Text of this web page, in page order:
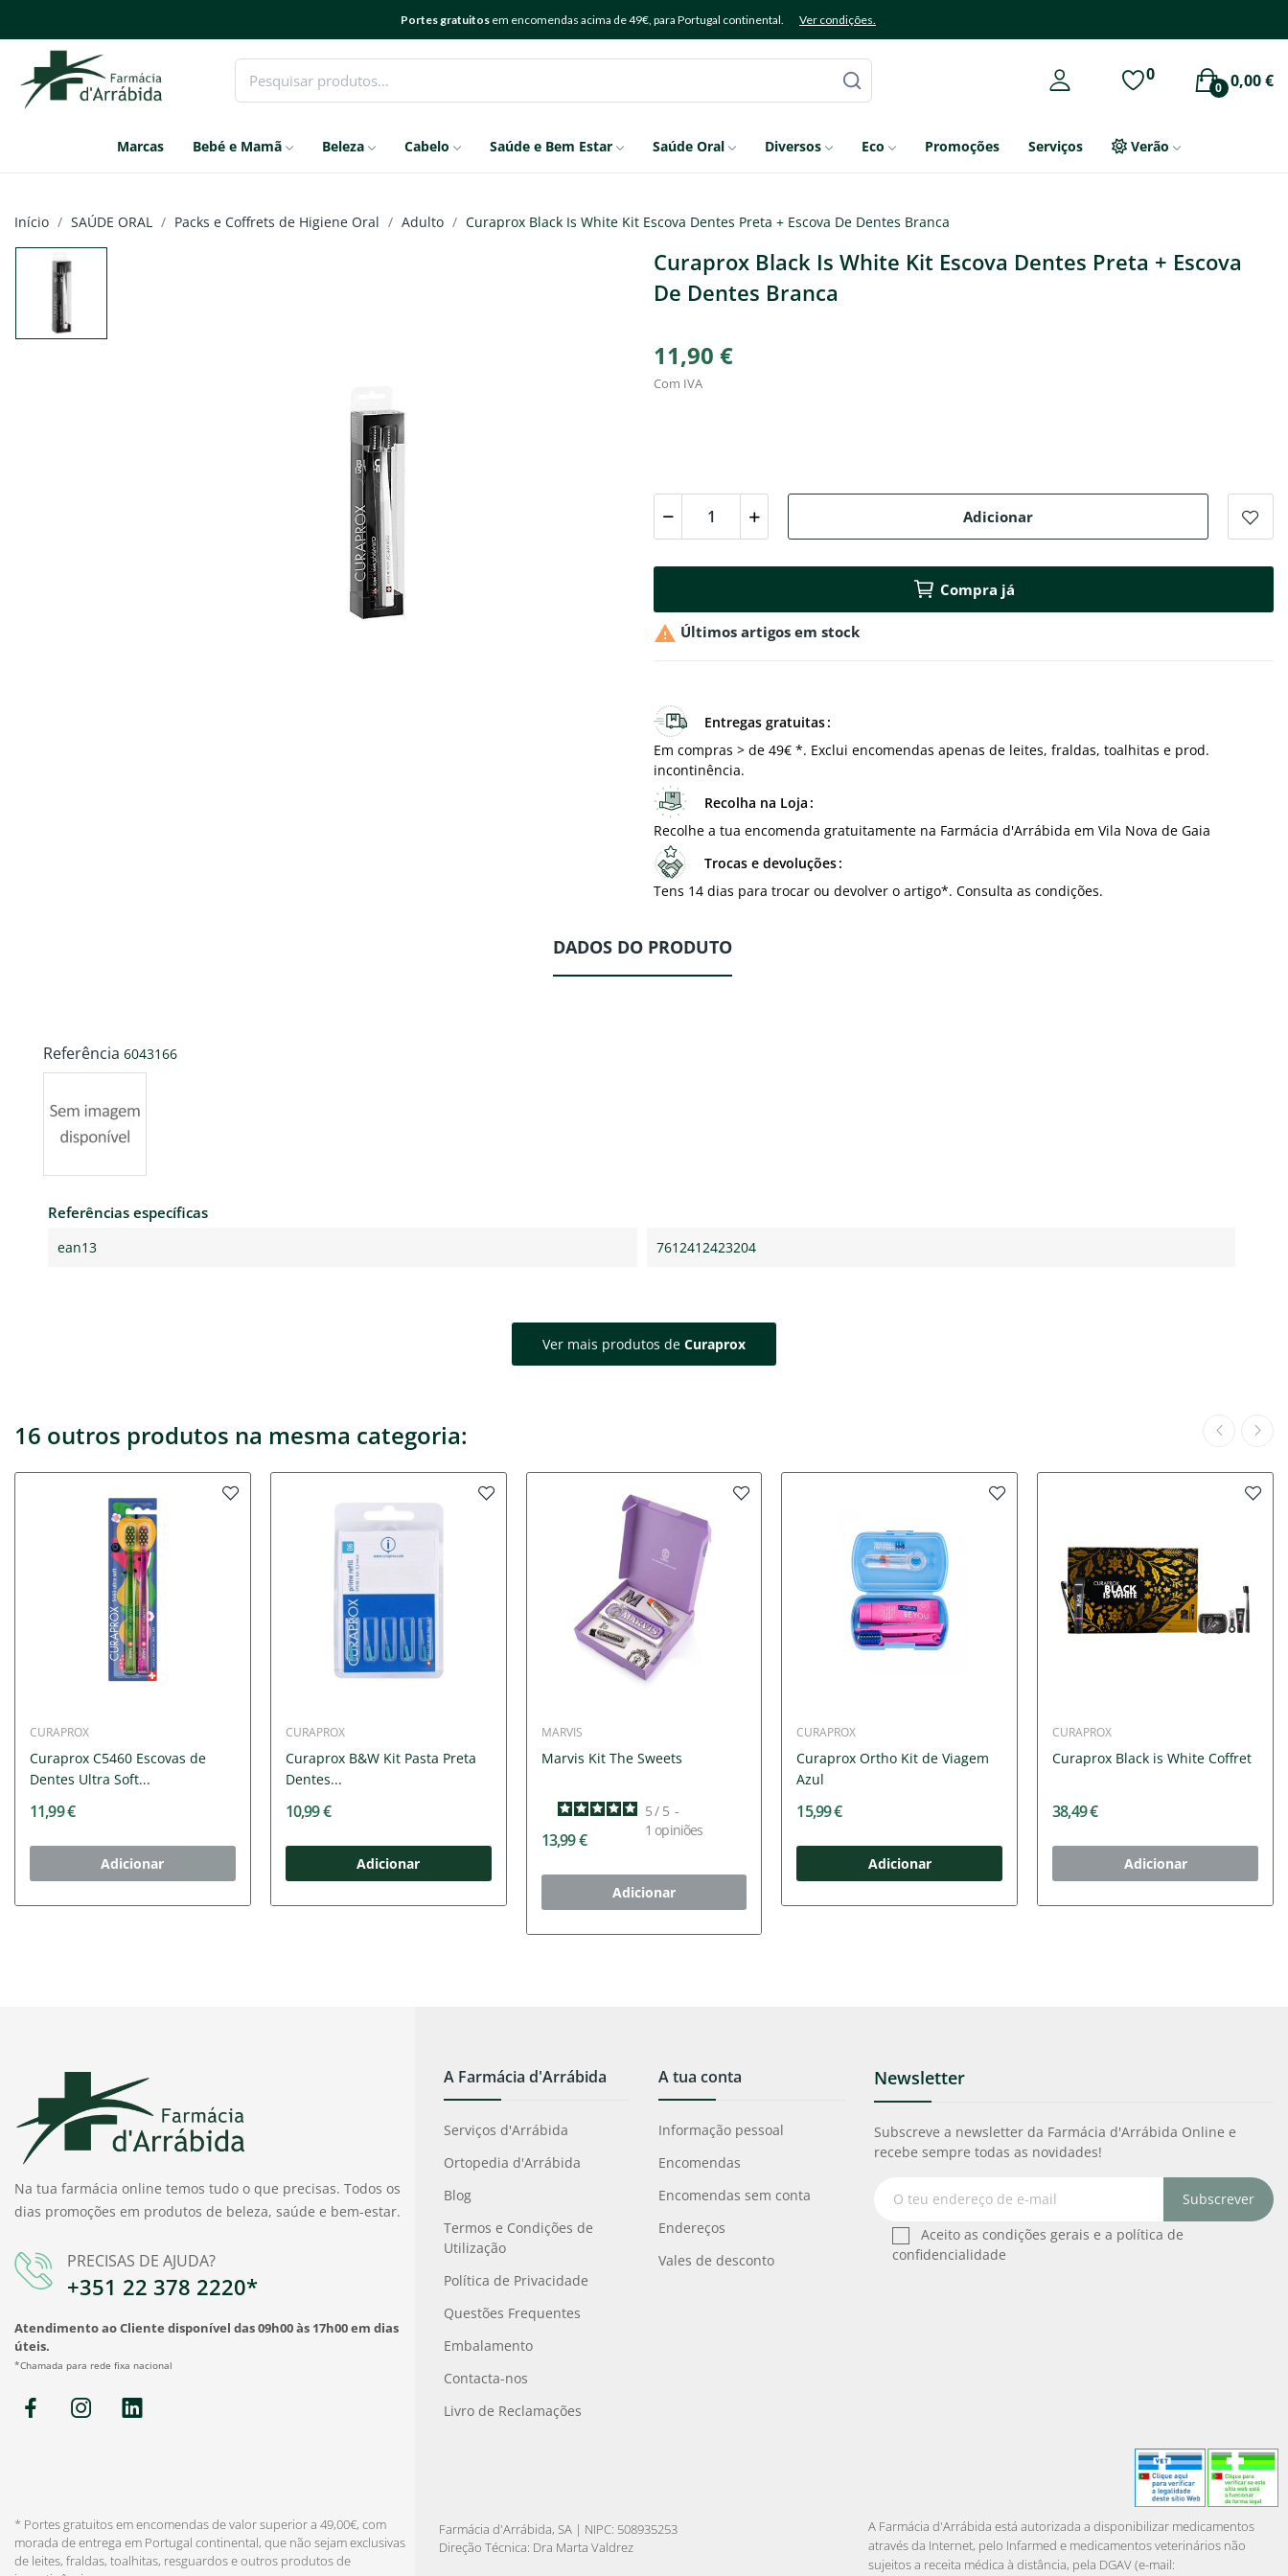
Portes gratuitos em encomendas acima de 49€, para Portugal continental. Ver condições.
0 0,00 €
0
Marcas Bebé e Mamã Beleza Cabelo Saúde e Bem Estar Saúde Oral Diversos Eco Promoções Serviços Verão
Início SAÚDE ORAL Packs e Coffrets de Higiene Oral Adulto Curaprox Black Is White Kit Escova Dentes Preta + Escova De Dentes Branca
Curaprox Black Is White Kit Escova Dentes Preta + Escova
De Dentes Branca
11,90 €
Com IVA
Adicionar
Compra já
 Últimos artigos em stock
Entregas gratuitas
Em compras > de 49€ *. Exclui encomendas apenas de leites, fraldas, toalhitas e prod.
incontinência.
Recolha na Loja
Recolhe a tua encomenda gratuitamente na Farmácia d'Arrábida em Vila Nova de Gaia
Trocas e devoluções
Tens 14 dias para trocar ou devolver o artigo*. Consulta as condições.
DADOS DO PRODUTO
Referência 6043166
Referências específicas
ean13 7612412423204
Ver mais produtos de Curaprox
16 outros produtos na mesma categoria:
CURAPROX
Curaprox C5460 Escovas de
Dentes Ultra Soft...
11,99 €
Adicionar
CURAPROX
Curaprox B&W Kit Pasta Preta
Dentes...
10,99 €
Adicionar
MARVIS
Marvis Kit The Sweets
5/ 5 -
1 opiniões
13,99 €
Adicionar
CURAPROX
Curaprox Ortho Kit de Viagem
Azul
15,99 €
Adicionar
CURAPROX
Curaprox Black is White Coffret
38,49 €
Adicionar
Na tua farmácia online temos tudo o que precisas. Todos os
dias promoções em produtos de beleza, saúde e bem-estar.
PRECISAS DE AJUDA?
+351 22 378 2220*
Atendimento ao Cliente disponível das 09h00 às 17h00 em dias
úteis.
*Chamada para rede fixa nacional
A Farmácia d'Arrábida
Serviços d'Arrábida
Ortopedia d'Arrábida
Blog
Termos e Condições de
Utilização
Política de Privacidade
Questões Frequentes
Embalamento
Contacta-nos
Livro de Reclamações
A tua conta
Informação pessoal
Encomendas
Encomendas sem conta
Endereços
Vales de desconto
Newsletter
Subscreve a newsletter da Farmácia d'Arrábida Online e
recebe sempre todas as novidades!
Subscrever
Aceito as condições gerais e a política de
confidencialidade
* Portes gratuitos em encomendas de valor superior a 49,00€, com
morada de entrega em Portugal continental, que não sejam exclusivas
de leites, fraldas, toalhitas, resguardos e outros produtos de
Farmácia d'Arrábida, SA | NIPC: 508935253
Direção Técnica: Dra Marta Valdrez
A Farmácia d'Arrábida está autorizada a disponibilizar medicamentos
através da Internet, pelo Infarmed e medicamentos veterinários não
sujeitos a receita médica à distância, pela DGAV (e-mail: